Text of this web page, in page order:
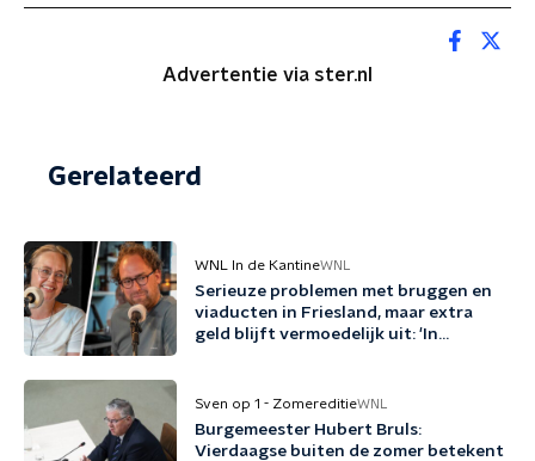
Advertentie via ster.nl
Gerelateerd
WNL In de KantineWNL
Serieuze problemen met bruggen en
viaducten in Friesland, maar extra
geld blijft vermoedelijk uit: 'In
Sven op 1 - ZomereditieWNL
Burgemeester Hubert Bruls:
Vierdaagse buiten de zomer betekent